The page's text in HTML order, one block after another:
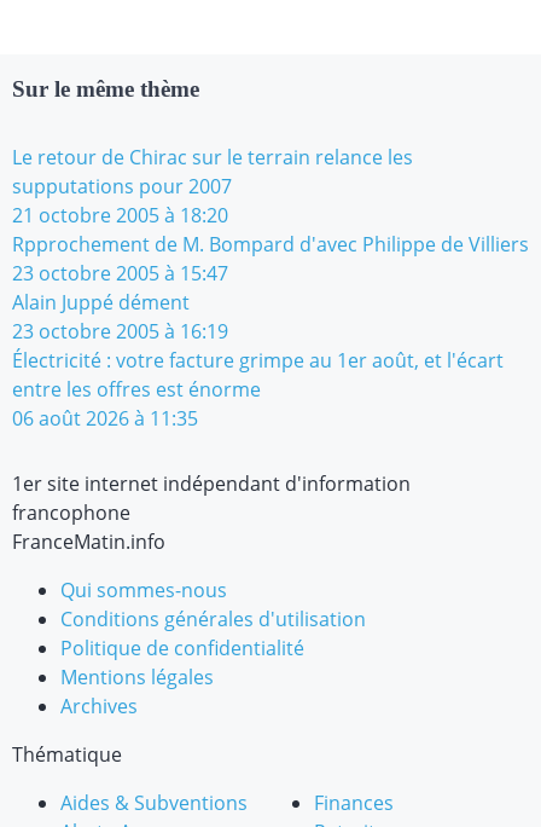
Sur le même thème
Le retour de Chirac sur le terrain relance les
supputations pour 2007
21 octobre 2005 à 18:20
Rpprochement de M. Bompard d'avec Philippe de Villiers
23 octobre 2005 à 15:47
Alain Juppé dément
23 octobre 2005 à 16:19
Électricité : votre facture grimpe au 1er août, et l'écart
entre les offres est énorme
06 août 2026 à 11:35
1er site internet indépendant d'information
francophone
FranceMatin.info
Qui sommes-nous
Conditions générales d'utilisation
Politique de confidentialité
Mentions légales
Archives
Thématique
Aides & Subventions
Finances